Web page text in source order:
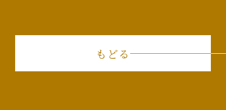
もどる